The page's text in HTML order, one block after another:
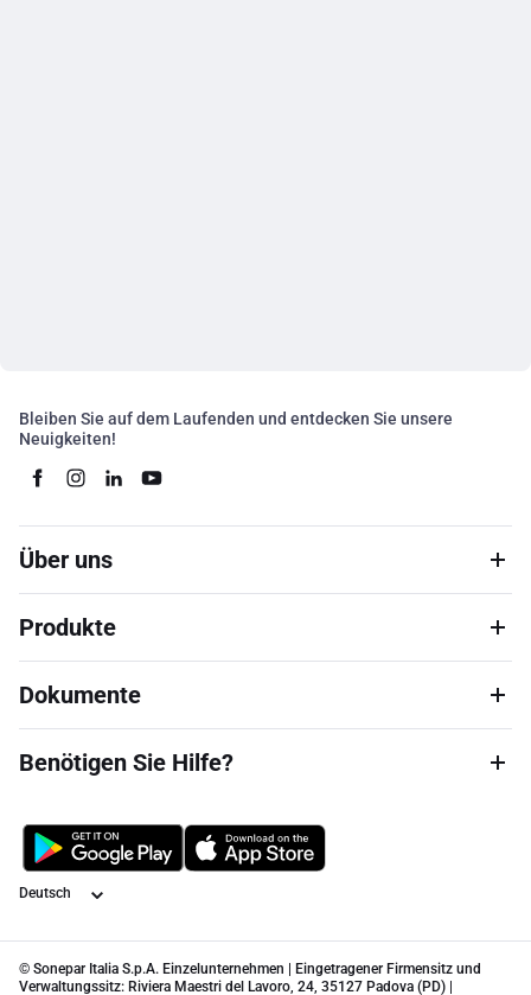
Bleiben Sie auf dem Laufenden und entdecken Sie unsere
Neuigkeiten!
Über uns
Produkte
Dokumente
Benötigen Sie Hilfe?
Sprache
© Sonepar Italia S.p.A. Einzelunternehmen | Eingetragener Firmensitz und
Verwaltungssitz: Riviera Maestri del Lavoro, 24, 35127 Padova (PD) |